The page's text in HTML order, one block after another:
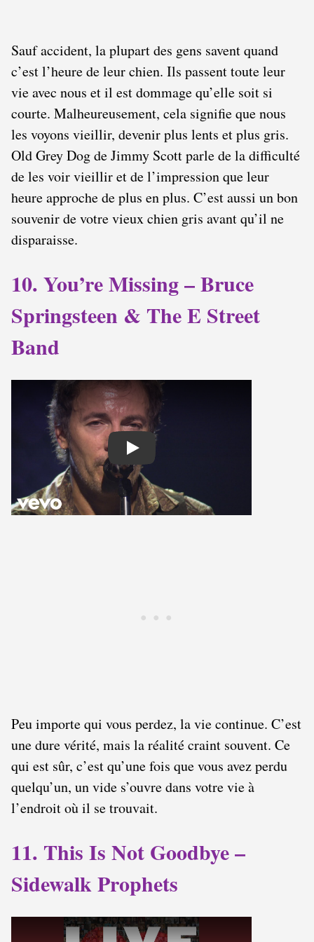
Sauf accident, la plupart des gens savent quand
c’est l’heure de leur chien. Ils passent toute leur
vie avec nous et il est dommage qu’elle soit si
courte. Malheureusement, cela signifie que nous
les voyons vieillir, devenir plus lents et plus gris.
Old Grey Dog de Jimmy Scott parle de la difficulté
de les voir vieillir et de l’impression que leur
heure approche de plus en plus. C’est aussi un bon
souvenir de votre vieux chien gris avant qu’il ne
disparaisse.
10. You’re Missing – Bruce
Springsteen & The E Street
Band
Play
Peu importe qui vous perdez, la vie continue. C’est
une dure vérité, mais la réalité craint souvent. Ce
qui est sûr, c’est qu’une fois que vous avez perdu
quelqu’un, un vide s’ouvre dans votre vie à
l’endroit où il se trouvait.
11. This Is Not Goodbye –
Sidewalk Prophets